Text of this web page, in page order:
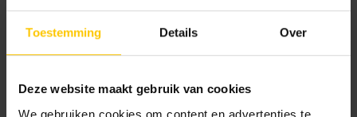
Toestemming Details Over
Deze website maakt gebruik van cookies
We gebruiken cookies om content en advertenties te
Documentatie